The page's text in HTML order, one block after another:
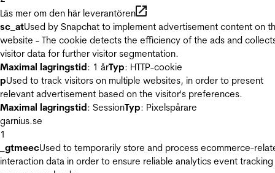
Läs mer om den här leverantören
sc_atUsed by Snapchat to implement advertisement content on
website - The cookie detects the efficiency of the ads and
visitor data for further visitor segmentation.
Maximal lagringstid: 1 årTyp: HTTP-cookie
pUsed to track visitors on multiple websites, in order to present
relevant advertisement based on the visitor's preferences.
Maximal lagringstid: SessionTyp: Pixelspårare
garnius.se
1
_gtmeecUsed to temporarily store and process ecommerce-
interaction data in order to ensure reliable analytics event tracking